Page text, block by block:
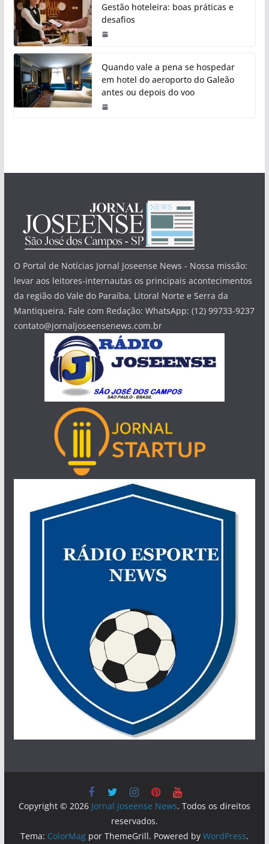
Gestão hoteleira: boas práticas e
desafios
Quando vale a pena se hospedar
em hotel do aeroporto do Galeão
antes ou depois do voo
O Portal de Notícias Jornal Joseense News - Nossa missão:
levar aos leitores-internautas os principais acontecimentos
da região do Vale do Paraíba, Litoral Norte e Serra da
Mantiqueira. Fale com Redação: WhatsApp: (12) 99733-9237
contato@jornaljoseensenews.com.br
Copyright © 2026 Jornal Joseense News. Todos os direitos
reservados.
Tema: ColorMagpor ThemeGrill. Powered by WordPress.